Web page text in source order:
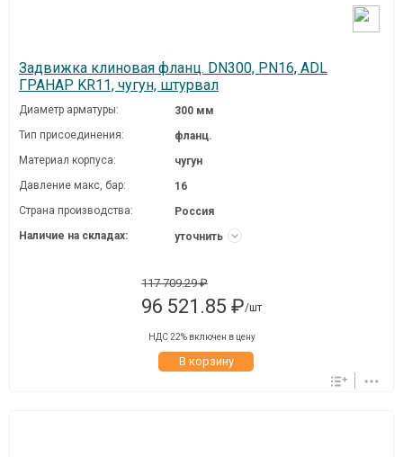
Задвижка клиновая фланц. DN300, PN16, ADL
ГРАНАР KR11, чугун, штурвал
Диаметр арматуры:
300 мм
Тип присоединения:
фланц.
Материал корпуса:
чугун
Давление макc, бар:
16
Страна производства:
Россия
Наличие на складах:
уточнить
117 709.29 ₽
96 521.85 ₽/шт
НДС 22% включен в цену
В корзину